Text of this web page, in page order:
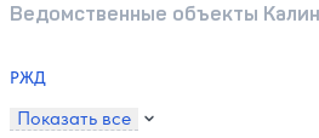
Ведомственные объекты
РЖД
Показать все